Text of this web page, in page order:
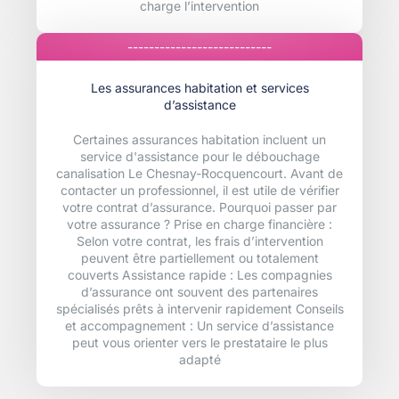
charge l’intervention
---------------------------
Les assurances habitation et services
d’assistance
Certaines assurances habitation incluent un
service d'assistance pour le débouchage
canalisation Le Chesnay-Rocquencourt. Avant de
contacter un professionnel, il est utile de vérifier
votre contrat d’assurance. Pourquoi passer par
votre assurance ? Prise en charge financière :
Selon votre contrat, les frais d’intervention
peuvent être partiellement ou totalement
couverts Assistance rapide : Les compagnies
d’assurance ont souvent des partenaires
spécialisés prêts à intervenir rapidement Conseils
et accompagnement : Un service d’assistance
peut vous orienter vers le prestataire le plus
adapté